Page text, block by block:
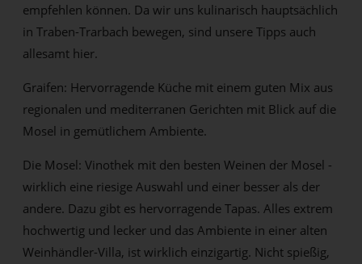
empfehlen können. Da wir uns kulinarisch hauptsächlich
in Traben-Trarbach bewegen, sind unsere Tipps auch
allesamt hier.
Graifen: Hervorragende Küche mit einem guten Mix aus
regionalen und mediterranen Gerichten mit Blick auf die
Mosel in gemütlichem Ambiente.
Die Mosel: Vinothek mit den besten Weinen der Mosel -
wirklich eine riesige Auswahl und einer besser als der
andere. Dazu gibt es hervorragende Tapas. Alles extrem
hochwertig und lecker und das Ambiente in einer alten
Weinhändler-Villa, ist wirklich einzigartig. Nicht spießig,